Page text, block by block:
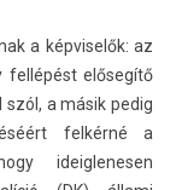
a kép­viselők: az
fellépést elősegítő
a másik pedig
felkérné a
ideig­lenes­en